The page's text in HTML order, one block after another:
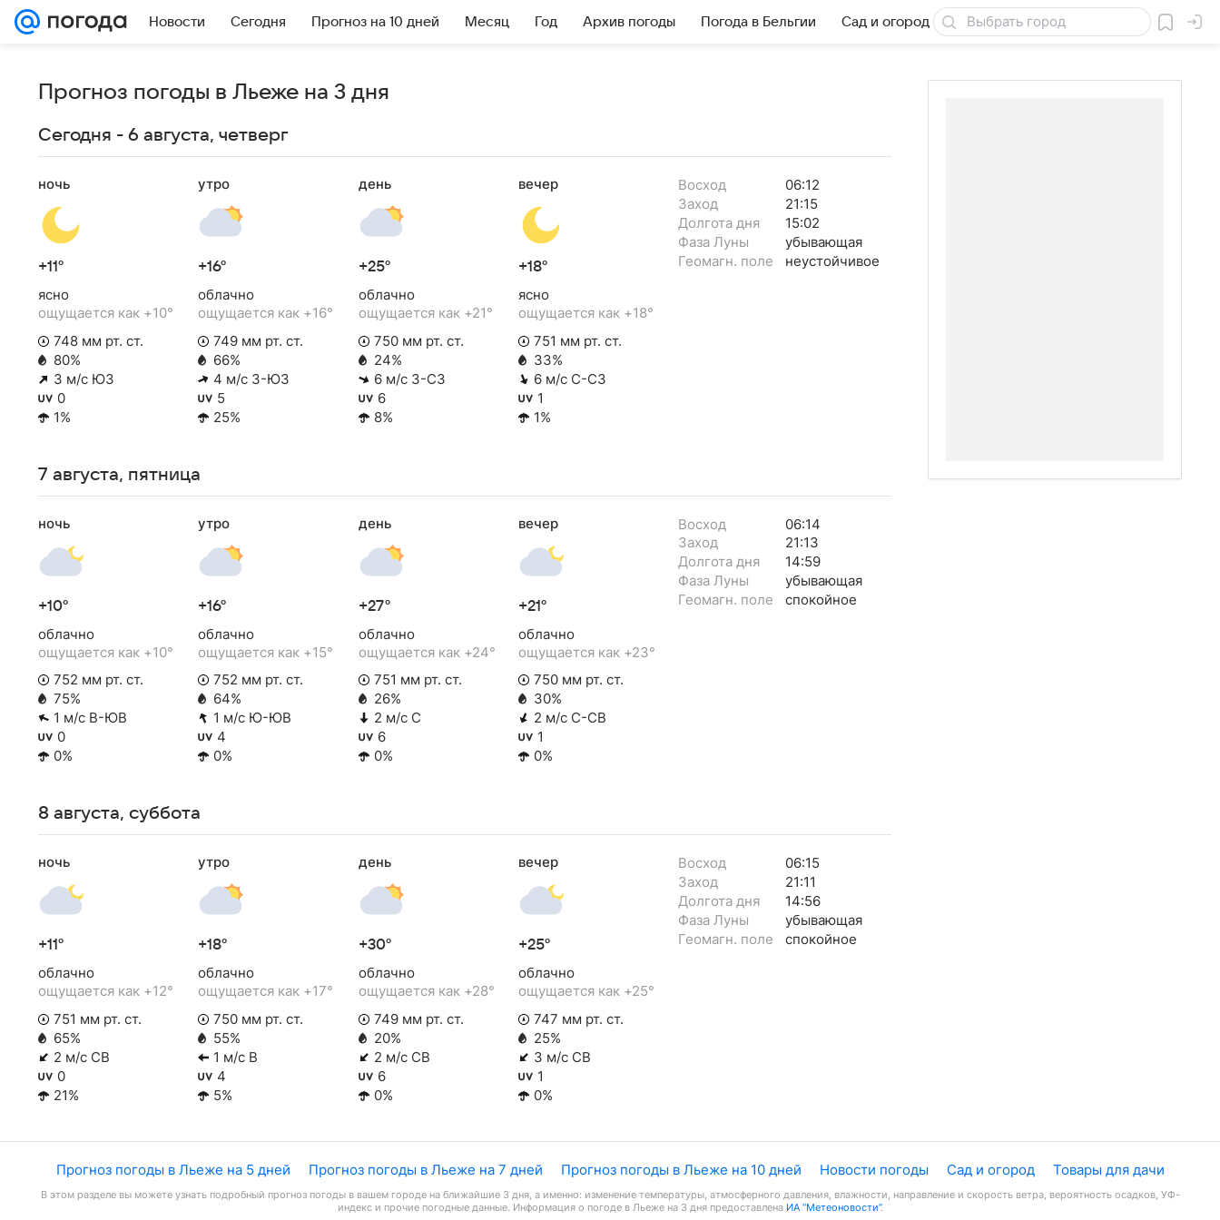
Новости Сегодня Прогноз на 10 дней Месяц Год Архив погоды Погода в Бельгии Сад и огород Товары для дачи
Прогноз погоды в Льеже на 3 дня
Сегодня - 6 августа, четверг
ночь
+11°
ясно
ощущается как +10°
748 мм рт. ст.
80%
3 м/с ЮЗ
0
1%
утро
+16°
облачно
ощущается как +16°
749 мм рт. ст.
66%
4 м/с З-ЮЗ
5
25%
день
+25°
облачно
ощущается как +21°
750 мм рт. ст.
24%
6 м/с З-СЗ
6
8%
вечер
+18°
ясно
ощущается как +18°
751 мм рт. ст.
33%
6 м/с С-СЗ
1
1%
Восход
06:12
Заход
21:15
Долгота дня
15:02
Фаза Луны
убывающая
Геомагн. поле
неустойчивое
7 августа, пятница
ночь
+10°
облачно
ощущается как +10°
752 мм рт. ст.
75%
1 м/с В-ЮВ
0
0%
утро
+16°
облачно
ощущается как +15°
752 мм рт. ст.
64%
1 м/с Ю-ЮВ
4
0%
день
+27°
облачно
ощущается как +24°
751 мм рт. ст.
26%
2 м/с С
6
0%
вечер
+21°
облачно
ощущается как +23°
750 мм рт. ст.
30%
2 м/с С-СВ
1
0%
Восход
06:14
Заход
21:13
Долгота дня
14:59
Фаза Луны
убывающая
Геомагн. поле
спокойное
8 августа, суббота
ночь
+11°
облачно
ощущается как +12°
751 мм рт. ст.
65%
2 м/с СВ
0
21%
утро
+18°
облачно
ощущается как +17°
750 мм рт. ст.
55%
1 м/с В
4
5%
день
+30°
облачно
ощущается как +28°
749 мм рт. ст.
20%
2 м/с СВ
6
0%
вечер
+25°
облачно
ощущается как +25°
747 мм рт. ст.
25%
3 м/с СВ
1
0%
Восход
06:15
Заход
21:11
Долгота дня
14:56
Фаза Луны
убывающая
Геомагн. поле
спокойное
Прогноз погоды в Льеже на 5 дней Прогноз погоды в Льеже на 7 дней Прогноз погоды в Льеже на 10 дней Новости погоды Сад и огород Товары для дачи
В этом разделе вы можете узнать подробный прогноз погоды в вашем городе на ближайшие 3 дня, а именно: изменение температуры, атмосферного давления, влажности, направление и скорость ветра, вероятность осадков, УФ-
индекс и прочие погодные данные. Информация о погоде в Льеже на 3 дня предоставлена ИА “Метеоновости”.